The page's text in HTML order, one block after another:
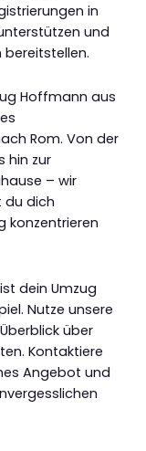
in
und
Hoffmann aus
Rom. Von der
hin zur
– wir
du dich
konzentrieren
dein Umzug
Nutze unsere
über
Kontaktiere
Angebot und